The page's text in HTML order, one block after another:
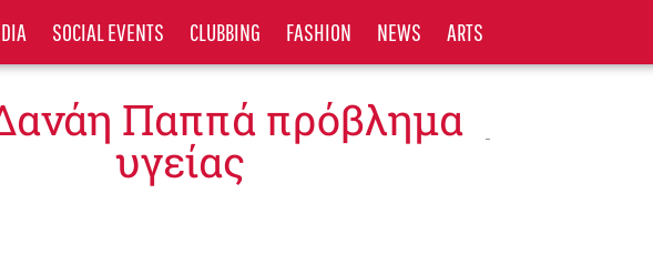
SOCIAL EVENTS CLUBBING FASHION NEWS ARTS
Παππά πρόβλημα
υγείας